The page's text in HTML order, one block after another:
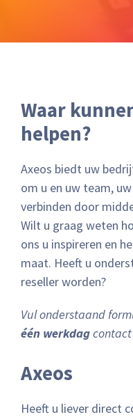
Waar
helpen?
Axeos biedt uw
om u en uw team,
verbinden door
Wilt u graag weten
ons u inspireren en
maat. Heeft u
reseller worden?
Vul onderstaand
één werkdag
Axeos
Heeft u liever direct